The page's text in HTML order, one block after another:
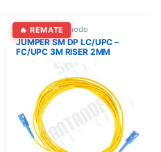
🔥 REMATE
Jumper Monomodo
JUMPER SM DP LC/UPC –
FC/UPC 3M RISER 2MM